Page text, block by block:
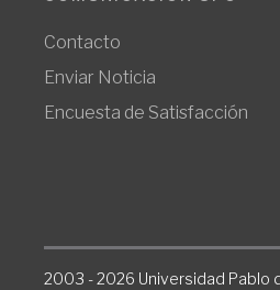
Contacto
Enviar Noticia
Encuesta de Satisfacción
2003 - 2026 Universidad Pablo